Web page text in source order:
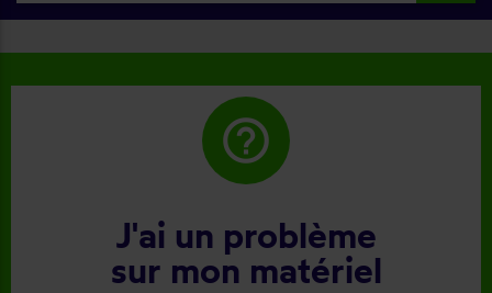
help_outline
J'ai un problème
sur mon matériel